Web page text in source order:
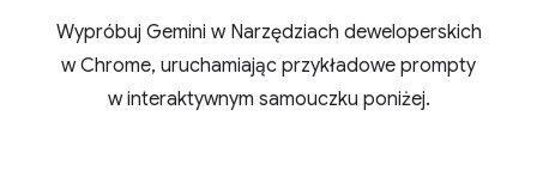
Wypróbuj Gemini w Narzędziach deweloperskich
w Chrome, uruchamiając przykładowe prompty
w interaktywnym samouczku poniżej.